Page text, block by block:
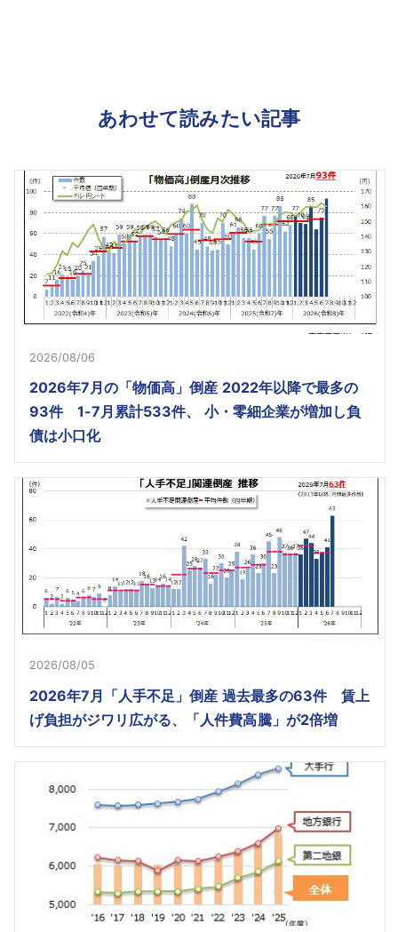
あわせて読みたい記事
2026/08/06
2026年7月の「物価高」倒産 2022年以降で最多の
93件 1-7月累計533件、 小・零細企業が増加し負
債は小口化
2026/08/05
2026年7月「人手不足」倒産 過去最多の63件 賃上
げ負担がジワリ広がる、「人件費高騰」が2倍増